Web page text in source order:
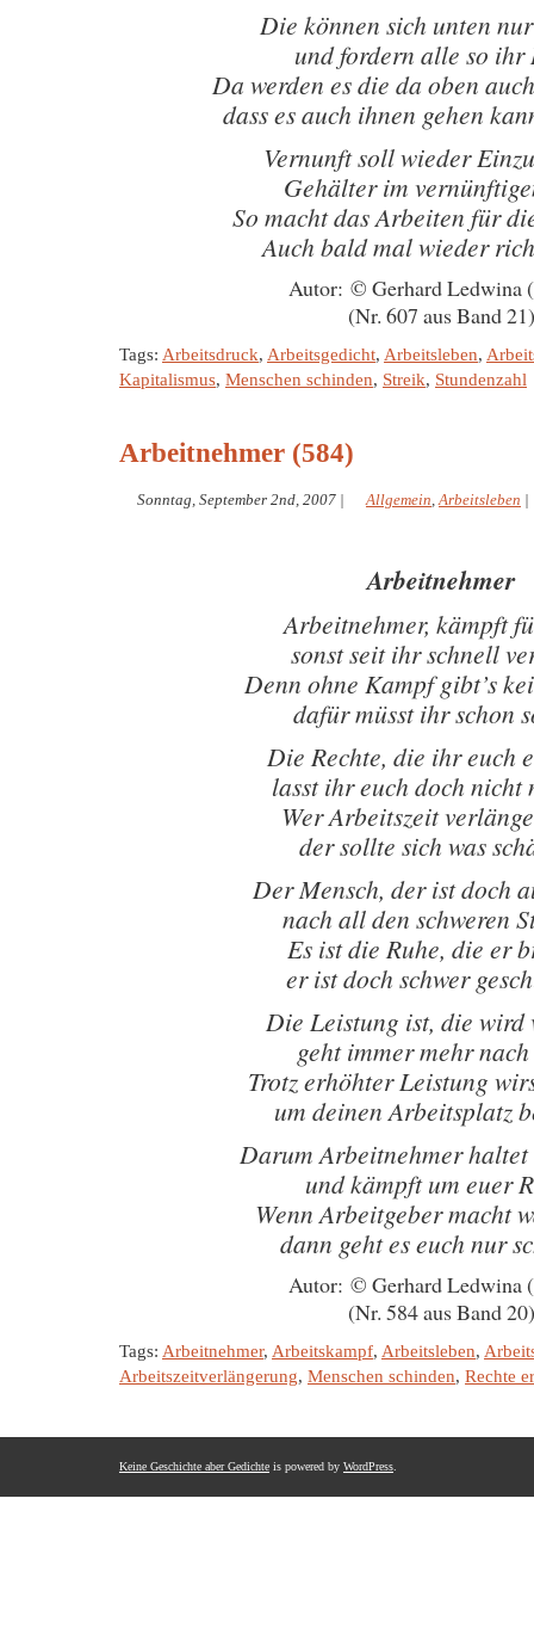
Die können sich unten
und fordern alle so ihr
Da werden es die da oben
dass es auch ihnen gehen
Vernunft soll wieder
Gehälter im
So macht das Arbeiten für
Auch bald mal wieder
Autor: © Gerhard Ledwina
(Nr. 607 aus Band 21)
Tags: Arbeitsdruck, Arbeitsgedicht, Arbeitsleben,
Kapitalismus, Menschen schinden, Streik, Stundenzahl
Arbeitnehmer (584)
Sonntag, September 2nd, 2007 | Allgemein,Arbeitsleben |
Arbeitnehmer
Arbeitnehmer, kämpft
sonst seit ihr schnell
Denn ohne Kampf gibt’s
dafür müsst ihr schon
Die Rechte, die ihr euch
lasst ihr euch doch nicht
Wer Arbeitszeit
der sollte sich was
Der Mensch, der ist doch
nach all den schweren
Es ist die Ruhe, die er
er ist doch schwer
Die Leistung ist, die wird
geht immer mehr
Trotz erhöhter Leistung
um deinen Arbeitsplatz
Darum Arbeitnehmer haltet
und kämpft um euer
Wenn Arbeitgeber macht
dann geht es euch nur
Autor: © Gerhard Ledwina
(Nr. 584 aus Band 20)
Tags: Arbeitnehmer, Arbeitskampf, Arbeitsleben,
Arbeitszeitverlängerung, Menschen schinden, Rechte
Keine Geschichte aber Gedichte is powered by WordPress